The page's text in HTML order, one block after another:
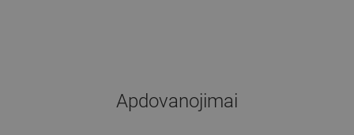
Apdovanojimai